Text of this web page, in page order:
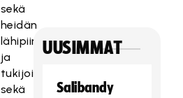
sekä
heidän
lähipiirilleen
ja
tukijoille
sekä
UUSIMMAT
Salibandy